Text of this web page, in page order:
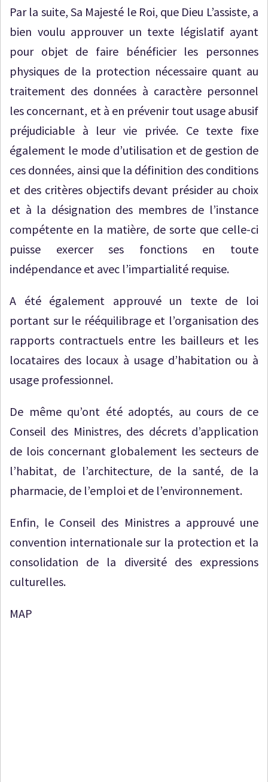
Par la suite, Sa Majesté le Roi, que Dieu L’assiste, a
bien voulu approuver un texte législatif ayant
pour objet de faire bénéficier les personnes
physiques de la protection nécessaire quant au
traitement des données à caractère personnel
les concernant, et à en prévenir tout usage abusif
préjudiciable à leur vie privée. Ce texte fixe
également le mode d’utilisation et de gestion de
ces données, ainsi que la définition des conditions
et des critères objectifs devant présider au choix
et à la désignation des membres de l’instance
compétente en la matière, de sorte que celle-ci
puisse exercer ses fonctions en toute
indépendance et avec l’impartialité requise.
A été également approuvé un texte de loi
portant sur le rééquilibrage et l’organisation des
rapports contractuels entre les bailleurs et les
locataires des locaux à usage d’habitation ou à
usage professionnel.
De même qu’ont été adoptés, au cours de ce
Conseil des Ministres, des décrets d’application
de lois concernant globalement les secteurs de
l’habitat, de l’architecture, de la santé, de la
pharmacie, de l’emploi et de l’environnement.
Enfin, le Conseil des Ministres a approuvé une
convention internationale sur la protection et la
consolidation de la diversité des expressions
culturelles.
MAP